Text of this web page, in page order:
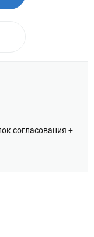
согласования +